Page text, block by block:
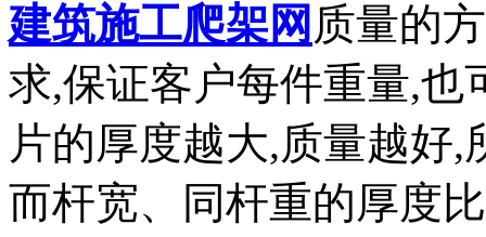
建筑施工爬架网 质量的
求,保证客户每件重量,也
片的厚度越大,质量越好
而杆宽、同杆重的厚度